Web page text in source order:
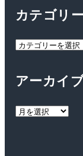
カテゴリー
カ
リ
アーカイ
ア